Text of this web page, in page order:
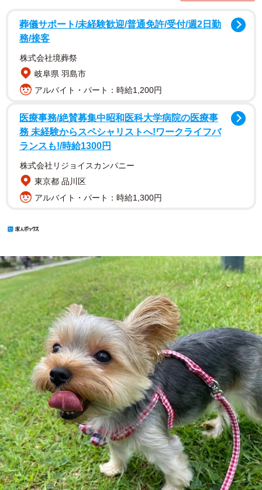
葬儀サポート/未経験歓迎/普通免許/受付/週2日勤
務/接客
株式会社境葬祭
岐阜県 羽島市
アルバイト・パート：時給1,200円
医療事務/絶賛募集中昭和医科大学病院の医療事
務 未経験からスペシャリストへ!ワークライフバ
ランスも!/時給1300円
株式会社リジョイスカンパニー
東京都 品川区
アルバイト・パート：時給1,300円